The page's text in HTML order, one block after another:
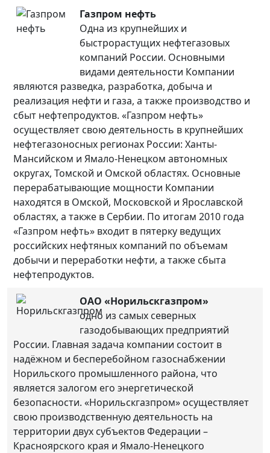
Газпром нефть
Одна из крупнейших и
быстрорастущих нефтегазовых
компаний России. Основными
видами деятельности Компании
являются разведка, разработка, добыча и
реализация нефти и газа, а также производство и
сбыт нефтепродуктов. «Газпром нефть»
осуществляет свою деятельность в крупнейших
нефтегазоносных регионах России: Ханты-
Мансийском и Ямало-Ненецком автономных
округах, Томской и Омской областях. Основные
перерабатывающие мощности Компании
находятся в Омской, Московской и Ярославской
областях, а также в Сербии. По итогам 2010 года
«Газпром нефть» входит в пятерку ведущих
российских нефтяных компаний по объемам
добычи и переработки нефти, а также сбыта
нефтепродуктов.
ОАО «Норильскгазпром»
одно из самых северных
газодобывающих предприятий
России. Главная задача компании состоит в
надёжном и бесперебойном газоснабжении
Норильского промышленного района, что
является залогом его энергетической
безопасности. «Норильскгазпром» осуществляет
свою производственную деятельность на
территории двух субъектов Федерации –
Красноярского края и Ямало-Ненецкого